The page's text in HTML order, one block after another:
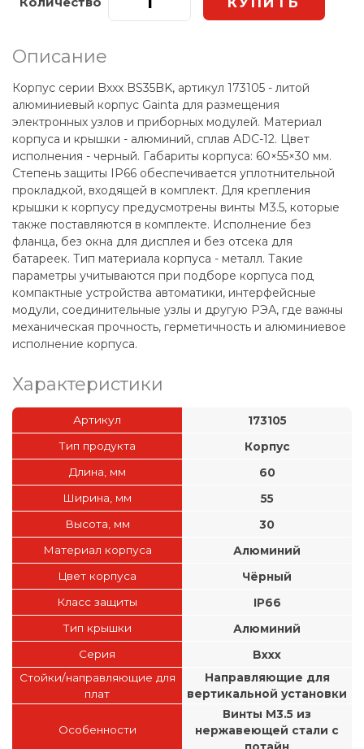
Описание
Корпус серии Bxxx BS35BK, артикул 173105 - литой
алюминиевый корпус Gainta для размещения
электронных узлов и приборных модулей. Материал
корпуса и крышки - алюминий, сплав ADC-12. Цвет
исполнения - черный. Габариты корпуса: 60×55×30 мм.
Степень защиты IP66 обеспечивается уплотнительной
прокладкой, входящей в комплект. Для крепления
крышки к корпусу предусмотрены винты М3.5, которые
также поставляются в комплекте. Исполнение без
фланца, без окна для дисплея и без отсека для
батареек. Тип материала корпуса - металл. Такие
параметры учитываются при подборе корпуса под
компактные устройства автоматики, интерфейсные
модули, соединительные узлы и другую РЭА, где важны
механическая прочность, герметичность и алюминиевое
исполнение корпуса.
Характеристики
Артикул
173105
Тип продукта
Корпус
Длина, мм
60
Ширина, мм
55
Высота, мм
30
Материал корпуса
Алюминий
Цвет корпуса
Чёрный
Класс защиты
IP66
Тип крышки
Алюминий
Серия
Bxxx
Стойки/направляющие для
плат
Направляющие для
вертикальной установки
Особенности
Винты М3.5 из
нержавеющей стали с
потайн